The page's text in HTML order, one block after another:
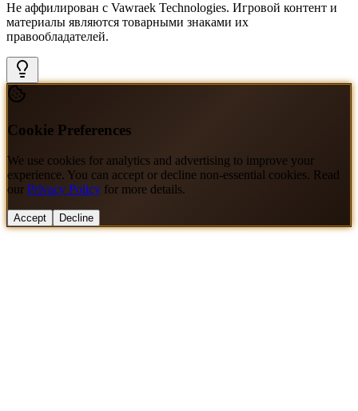
Не аффилирован с Vawraek Technologies. Игровой контент и
материалы являются товарными знаками их
правообладателей.
Cookie Preferences
We use cookies for analytics and advertising to improve your
experience. You can accept or decline non-essential cookies. Read
our Privacy Policy for more details.
Accept Decline